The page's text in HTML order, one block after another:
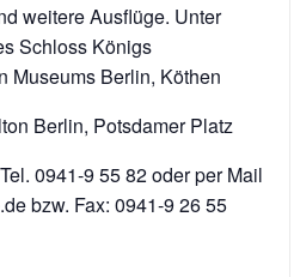
weitere Ausflüge. Unter
Schloss Königs
Museums Berlin, Köthen
Berlin, Potsdamer Platz
0941-9 55 82 oder per Mail
bzw. Fax: 0941-9 26 55